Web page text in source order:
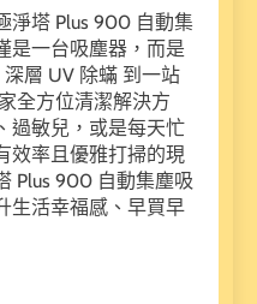
淨塔 Plus 900 自動集
是一台吸塵器，而是
層 UV 除蟎 到一站
全方位清潔解決方
過敏兒，或是每天忙
效率且優雅打掃的現
Plus 900 自動集塵吸
生活幸福感、早買早